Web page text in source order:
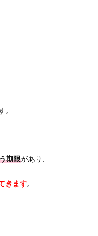
。
期限があり、
きます。